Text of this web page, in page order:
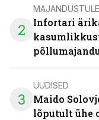
2
Infortari
3
UUDISED
Maido
lõputult ühe